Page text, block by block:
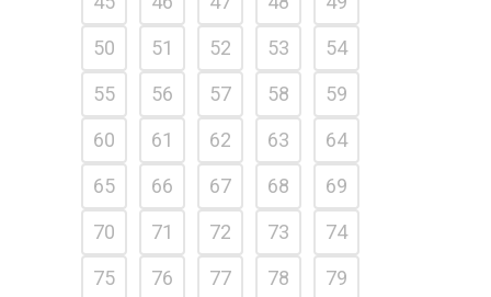
50
51 52 53
54
55
56 57 58
59
60
61 62 63
64
65
66 67 68
69
70
71 72 73
74
75
76 77 78
79